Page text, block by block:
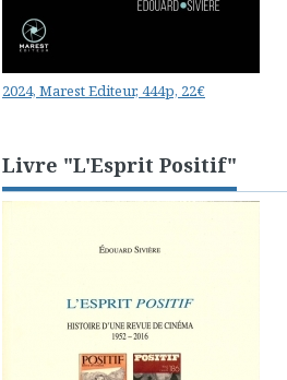
2024, Marest Editeur, 444p, 22€
Livre "L'Esprit Positif"